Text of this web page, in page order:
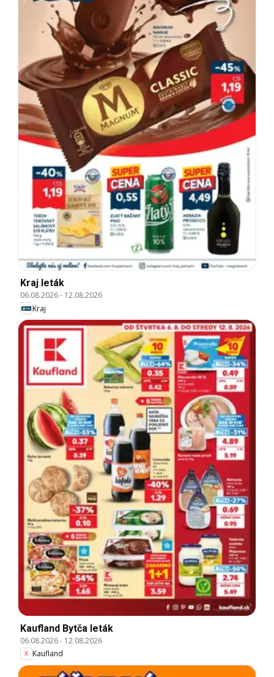
Kraj leták
06.08.2026- 12.08.2026
Kraj
Kaufland Bytča leták
06.08.2026- 12.08.2026
Kaufland